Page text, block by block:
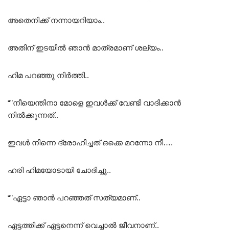
അതെനിക്ക് നന്നായറിയാം..
അതിന് ഇടയിൽ ഞാൻ മാത്രമാണ് ശല്യം..
ഹിമ പറഞ്ഞു നിർത്തി..
“”നീയെന്തിനാ മോളെ ഇവൾക്ക് വേണ്ടി വാദിക്കാൻ
നിൽക്കുന്നത്..
ഇവൾ നിന്നെ ദ്രോഹിച്ചത് ഒക്കെ മറന്നോ നീ….
ഹരി ഹിമയോടായി ചോദിച്ചു..
“”ഏട്ടാ ഞാൻ പറഞ്ഞത് സത്യമാണ്..
ഏട്ടത്തിക്ക് ഏട്ടനെന്ന് വെച്ചാൽ ജീവനാണ്..